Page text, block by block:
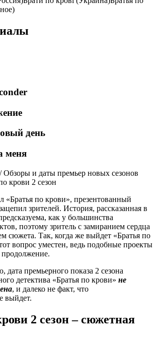
день
меня
Обзоры и даты премьер новых сезонов
крови 2 сезон
«Братья по крови», презентованный
зрителей. История, рассказанная в
как у большинства
поэтому зритель с замиранием сердца
сюжета. Так, когда же выйдет «Братья по
вопрос уместен, ведь подобные проекты
дата премьерного показа 2 сезона
детектива «Братья по крови» не
, и далеко не факт, что
выйдет.
2 сезон – сюжетная